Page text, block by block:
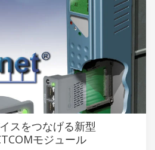
スをつなげる新型
モジュール